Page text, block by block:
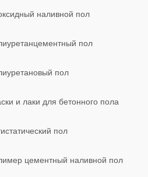
наливной пол
пол
пол
и лаки для бетонного пола
пол
цементный наливной пол